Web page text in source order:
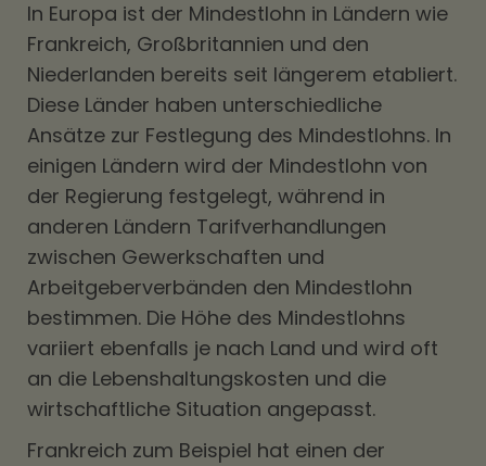
In Europa ist der Mindestlohn in Ländern wie
Frankreich, Großbritannien und den
Niederlanden bereits seit längerem etabliert.
Diese Länder haben unterschiedliche
Ansätze zur Festlegung des Mindestlohns. In
einigen Ländern wird der Mindestlohn von
der Regierung festgelegt, während in
anderen Ländern Tarifverhandlungen
zwischen Gewerkschaften und
Arbeitgeberverbänden den Mindestlohn
bestimmen. Die Höhe des Mindestlohns
variiert ebenfalls je nach Land und wird oft
an die Lebenshaltungskosten und die
wirtschaftliche Situation angepasst.
Frankreich zum Beispiel hat einen der